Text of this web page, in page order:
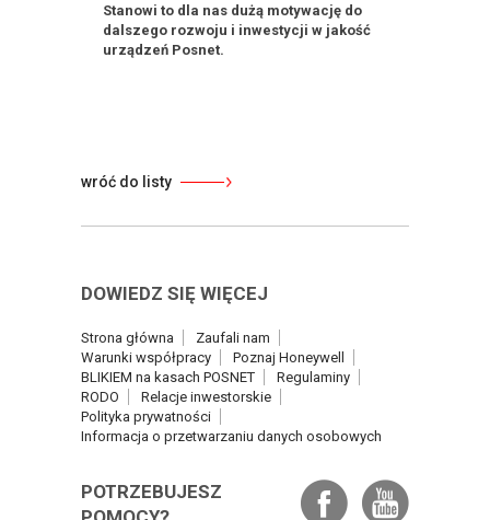
Stanowi to dla nas dużą motywację do
dalszego rozwoju i inwestycji w jakość
urządzeń Posnet.
wróć do listy
DOWIEDZ SIĘ WIĘCEJ
Strona główna
Zaufali nam
Warunki współpracy
Poznaj Honeywell
BLIKIEM na kasach POSNET
Regulaminy
RODO
Relacje inwestorskie
Polityka prywatności
Informacja o przetwarzaniu danych osobowych
POTRZEBUJESZ